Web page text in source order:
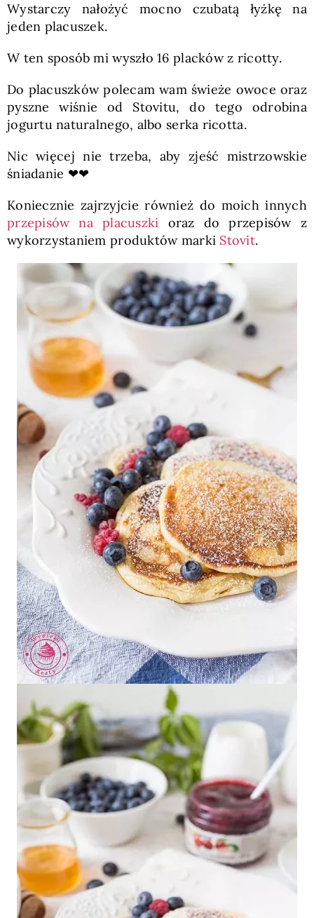
Wystarczy nałożyć mocno czubatą łyżkę na
jeden placuszek.
W ten sposób mi wyszło 16 placków z ricotty.
Do placuszków polecam wam świeże owoce oraz
pyszne wiśnie od Stovitu, do tego odrobina
jogurtu naturalnego, albo serka ricotta.
Nic więcej nie trzeba, aby zjeść mistrzowskie
śniadanie ❤❤
Koniecznie zajrzyjcie również do moich innych
przepisów na placuszki oraz do przepisów z
wykorzystaniem produktów marki Stovit.